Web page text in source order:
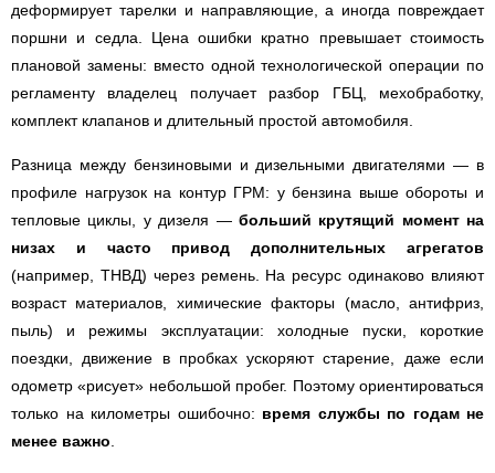
деформирует тарелки и направляющие, а иногда повреждает
поршни и седла. Цена ошибки кратно превышает стоимость
плановой замены: вместо одной технологической операции по
регламенту владелец получает разбор ГБЦ, мехобработку,
комплект клапанов и длительный простой автомобиля.
Разница между бензиновыми и дизельными двигателями — в
профиле нагрузок на контур ГРМ: у бензина выше обороты и
тепловые циклы, у дизеля — больший крутящий момент на
низах и часто привод дополнительных агрегатов
(например, ТНВД) через ремень. На ресурс одинаково влияют
возраст материалов, химические факторы (масло, антифриз,
пыль) и режимы эксплуатации: холодные пуски, короткие
поездки, движение в пробках ускоряют старение, даже если
одометр «рисует» небольшой пробег. Поэтому ориентироваться
только на километры ошибочно: время службы по годам не
менее важно